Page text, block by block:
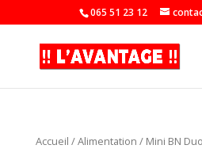
065 51 23 12
Accueil /Alimentation / Mini BN Duo